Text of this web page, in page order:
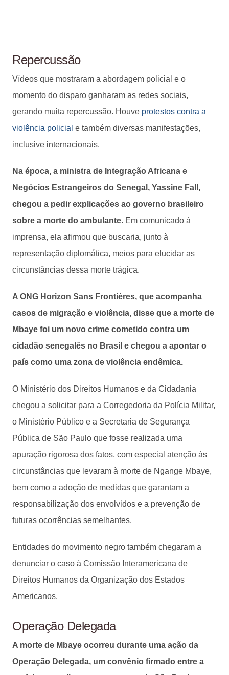
Repercussão
Vídeos que mostraram a abordagem policial e o
momento do disparo ganharam as redes sociais,
gerando muita repercussão. Houve protestos contra a
violência policial e também diversas manifestações,
inclusive internacionais.
Na época, a ministra de Integração Africana e
Negócios Estrangeiros do Senegal, Yassine Fall,
chegou a pedir explicações ao governo brasileiro
sobre a morte do ambulante. Em comunicado à
imprensa, ela afirmou que buscaria, junto à
representação diplomática, meios para elucidar as
circunstâncias dessa morte trágica.
A ONG Horizon Sans Frontières, que acompanha
casos de migração e violência, disse que a morte de
Mbaye foi um novo crime cometido contra um
cidadão senegalês no Brasil e chegou a apontar o
país como uma zona de violência endêmica.
O Ministério dos Direitos Humanos e da Cidadania
chegou a solicitar para a Corregedoria da Polícia Militar,
o Ministério Público e a Secretaria de Segurança
Pública de São Paulo que fosse realizada uma
apuração rigorosa dos fatos, com especial atenção às
circunstâncias que levaram à morte de Ngange Mbaye,
bem como a adoção de medidas que garantam a
responsabilização dos envolvidos e a prevenção de
futuras ocorrências semelhantes.
Entidades do movimento negro também chegaram a
denunciar o caso à Comissão Interamericana de
Direitos Humanos da Organização dos Estados
Americanos.
Operação Delegada
A morte de Mbaye ocorreu durante uma ação da
Operação Delegada, um convênio firmado entre a